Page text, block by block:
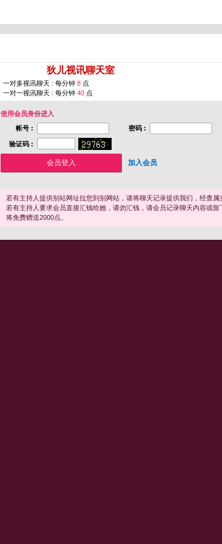
狄儿视讯聊天室
一对多视讯聊天 : 每分钟 8 点
一对一视讯聊天 : 每分钟 40 点
使用会员身份进入
帐号 :
密码 :
验证码 :
加入会员
若有主持人提供别站网址拉您到别网站，请将聊天记录提供我们，经查属
若有主持人要求会员直接汇钱给她，请勿汇钱，请会员记录聊天内容或
将免费赠送2000点。